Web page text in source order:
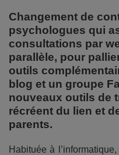
Changement de
psychologues qui
consultations par
parallèle, pour
outils
blog et un groupe
nouveaux outils de
récréent du lien et
parents.
Habituée à